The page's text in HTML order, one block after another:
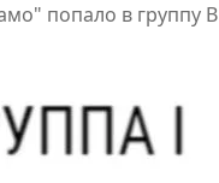
попало в группу В